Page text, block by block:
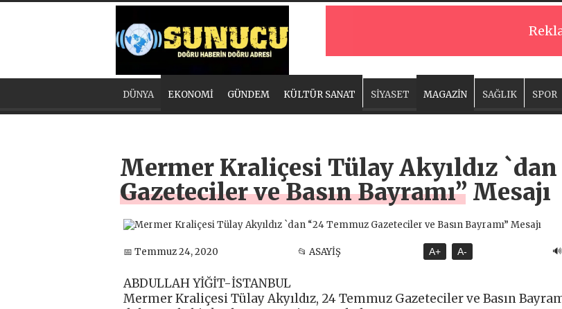
DÜNYA EKONOMİ GÜNDEM KÜLTÜR SANAT SİYASET MAGAZİN SAĞLIK SPOR
Mermer Kraliçesi Tülay Akyıldız
Gazeteciler ve Basın Bayramı” Mesajı
📅 Temmuz 24, 2020 📂 ASAYİŞ A+ A- 🔊
ABDULLAH YİĞİT-İSTANBUL
Mermer Kraliçesi Tülay Akyıldız, 24 Temmuz Gazeteciler ve Basın